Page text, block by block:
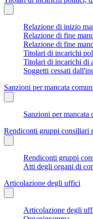
Relazione di inizio
Relazione di fine
Relazione di fine
Titolari di incarichi
Titolari di incarichi di
Soggetti cessati
Sanzioni per mancata
Sanzioni per
Rendiconti gruppi consiliari
Rendiconti gruppi
Atti degli organi di
Articolazione degli uffici
Articolazione degli